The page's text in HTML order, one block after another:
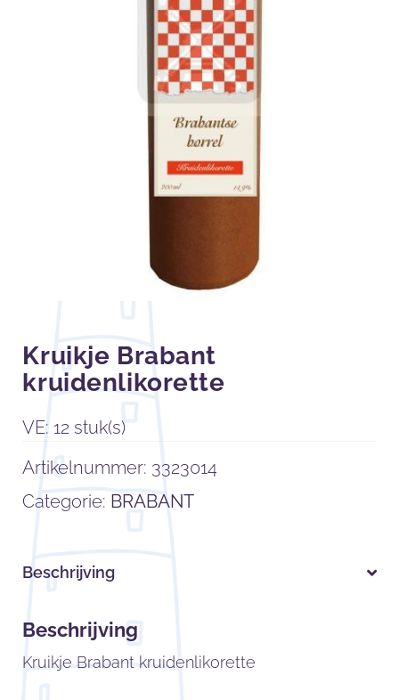
Kruikje Brabant
kruidenlikorette
VE: 12 stuk(s)
Artikelnummer: 3323014
Categorie: BRABANT
Beschrijving
Beschrijving
Kruikje Brabant kruidenlikorette